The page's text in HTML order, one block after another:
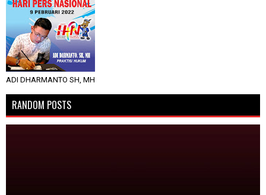
ADI DHARMANTO SH, MH
RANDOM POSTS